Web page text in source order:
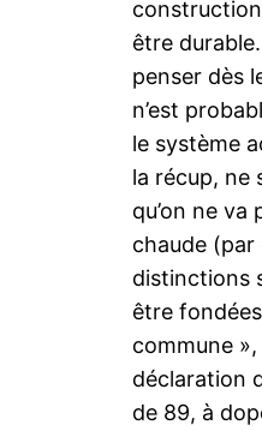
construction
être
penser dès
n’est
le système
la récup, ne
qu’on ne va
chaude (par
distinctions
être
commune
déclaration
de 89, à